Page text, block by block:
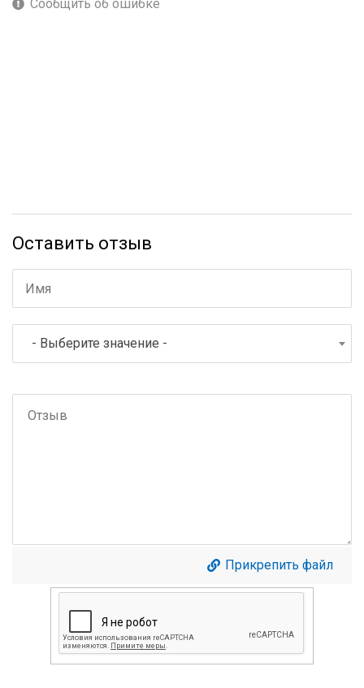
Сообщить об ошибке
Оставить отзыв
- Выберите значение -
Прикрепить файл